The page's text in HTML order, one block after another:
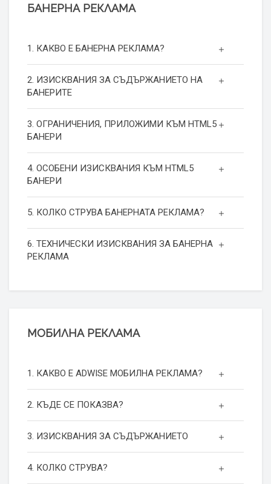
БАНЕРНА РЕКЛАМА
1. КАКВО Е БАНЕРНА РЕКЛАМА?
2. ИЗИСКВАНИЯ ЗА СЪДЪРЖАНИЕТО НА
БАНЕРИТЕ
3. ОГРАНИЧЕНИЯ, ПРИЛОЖИМИ КЪМ HTML5
БАНЕРИ
4. ОСОБЕНИ ИЗИСКВАНИЯ КЪМ HTML5
БАНЕРИ
5. КОЛКО СТРУВА БАНЕРНАТА РЕКЛАМА?
6. ТЕХНИЧЕСКИ ИЗИСКВАНИЯ ЗА БАНЕРНА
РЕКЛАМА
МОБИЛНА РЕКЛАМА
1. КАКВО Е ADWISE МОБИЛНА РЕКЛАМА?
2. КЪДЕ СЕ ПОКАЗВА?
3. ИЗИСКВАНИЯ ЗА СЪДЪРЖАНИЕТО
4. КОЛКО СТРУВА?